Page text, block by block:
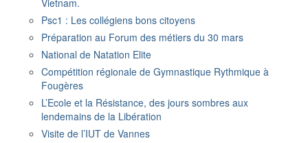
Vietnam.
Psc1 : Les collégiens bons citoyens
Préparation au Forum des métiers du 30 mars
National de Natation Elite
Compétition régionale de Gymnastique Rythmique à
Fougères
L’Ecole et la Résistance, des jours sombres aux
lendemains de la Libération
Visite de l’IUT de Vannes